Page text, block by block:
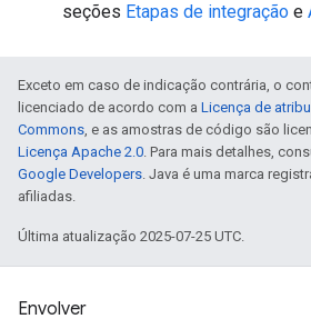
seções Etapas de integração e
Exceto em caso de indicação contrária, o
licenciado de acordo com a Licença de
Commons, e as amostras de código são
Licença Apache 2.0. Para mais detalhes,
Google Developers. Java é uma marca
afiliadas.
Última atualização 2025-07-25 UTC.
Envolver